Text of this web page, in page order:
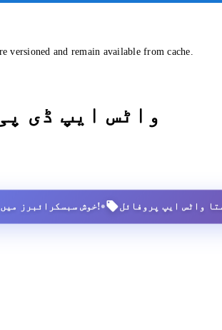
versioned and remain available from cache.
واٹس ایپ ڈی
2,500+ خوش سبسکرائبرز میں شامل ہوں!•